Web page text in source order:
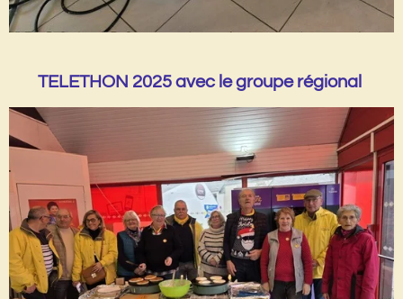
TELETHON 2025 avec le groupe régional